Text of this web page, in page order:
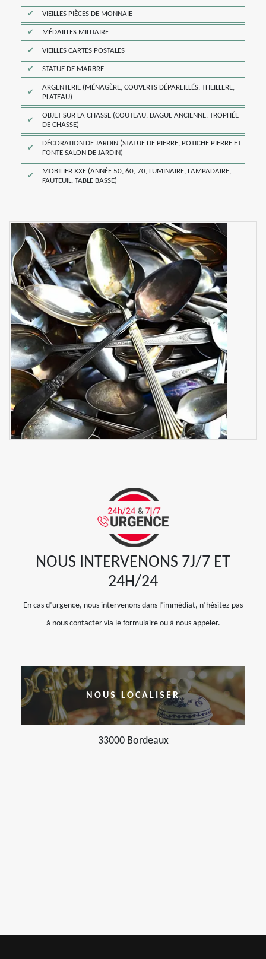
VIEILLES PIÈCES DE MONNAIE
MÉDAILLES MILITAIRE
VIEILLES CARTES POSTALES
STATUE DE MARBRE
ARGENTERIE (MÉNAGÈRE, COUVERTS DÉPAREILLÉS, THEILLERE,
PLATEAU)
OBJET SUR LA CHASSE (COUTEAU, DAGUE ANCIENNE, TROPHÉE
DE CHASSE)
DÉCORATION DE JARDIN (STATUE DE PIERRE, POTICHE PIERRE ET
FONTE SALON DE JARDIN)
MOBILIER XXE (ANNÉE 50, 60, 70, LUMINAIRE, LAMPADAIRE,
FAUTEUIL, TABLE BASSE)
NOUS INTERVENONS 7J/7 ET
24H/24
En cas d’urgence, nous intervenons dans l’immédiat, n’hésitez pas
à nous contacter via le formulaire ou à nous appeler.
NOUS LOCALISER
33000 Bordeaux